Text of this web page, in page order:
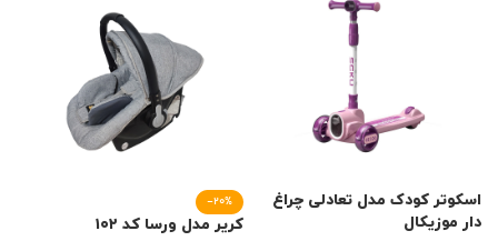
اسکوتر کودک مدل تعادلی چراغ
دار موزیکال
-20%
کریر مدل ورسا کد ۱۰۲